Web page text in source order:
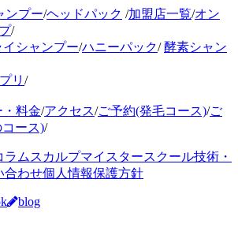
ンプー/ヘッドパック /加盟店一覧/オン
/
イシャンプー/ハニーパック/酵素シャン
リ /
・料金/アクセス/ご予約(発毛コース)/ご
ース)/
ラムスカルプマイスタースクール技術・
合わせ個人情報保護方針
blog